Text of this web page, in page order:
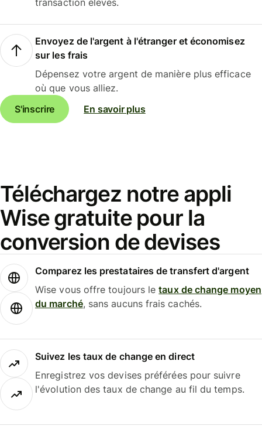
transaction élevés.
Envoyez de l'argent à l'étranger et économisez
sur les frais
Dépensez votre argent de manière plus efficace
où que vous alliez.
S'inscrire
En savoir plus
Téléchargez notre appli
Wise gratuite pour la
conversion de devises
Comparez les prestataires de transfert d'argent
Wise vous offre toujours letaux de change moyen
du marché, sans aucuns frais cachés.
Suivez les taux de change en direct
Enregistrez vos devises préférées pour suivre
l'évolution des taux de change au fil du temps.